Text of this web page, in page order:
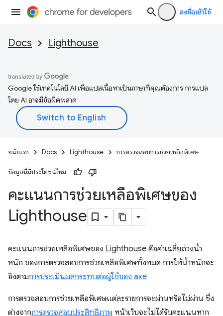
ลงชื่อเข้าใช้
Docs Lighthouse
Google ใช้เทคโนโลยี AI เพื่อแปลเนื้อหาเป็นภาษาที่คุณต้องการ การแปล
โดย AI อาจมีข้อผิดพลาด
หน้าแรก Docs Lighthouse การตรวจสอบการช่วยเหลือพิเศษ
ข้อมูลนี้มีประโยชน์ไหม
คะแนนการช่วยเหลือพิเศษของ
Lighthouse
คะแนนการช่วยเหลือพิเศษของ Lighthouse คือค่าเฉลี่ยถ่วงน้ำ
หนัก ของการตรวจสอบการช่วยเหลือพิเศษทั้งหมด การให้น้ำหนักจะ
อิงตามการประเมินผลกระทบต่อผู้ใช้ของ axe
การตรวจสอบการช่วยเหลือพิเศษแต่ละรายการจะผ่านหรือไม่ผ่าน ซึ่ง
ต่างจากการตรวจสอบประสิทธิภาพ หน้าเว็บจะไม่ได้รับคะแนนหาก